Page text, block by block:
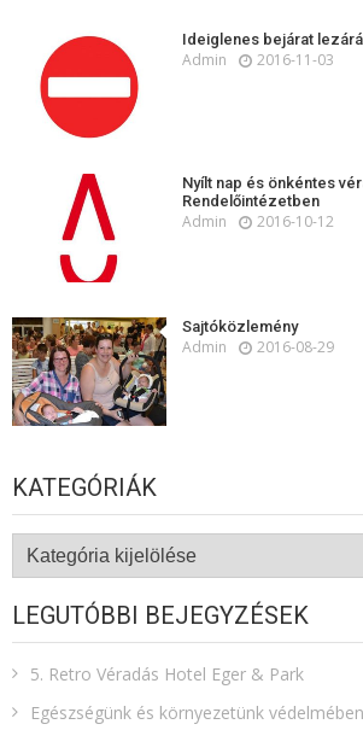
Ideiglenes bejárat
Admin 2016-11-03
Nyílt nap és önkéntes
Rendelőintézetben
Admin 2016-10-12
Sajtóközlemény
Admin 2016-08-29
KATEGÓRIÁK
Kategóriák
LEGUTÓBBI BEJEGYZÉSEK
5. Retro Véradás Hotel Eger & Park
Egészségünk és környezetünk